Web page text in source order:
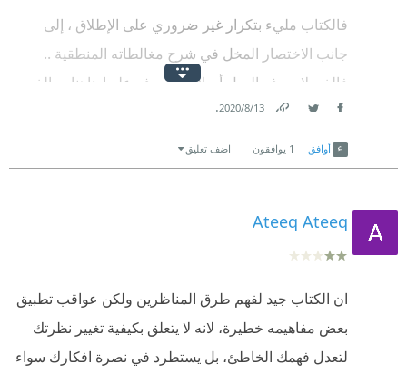
فالكتاب مليء بتكرار غير ضروري على الإطلاق ، إلى
جانب الاختصار المخل في شرح مغالطاته المنطقية ..
فالذي لا يعرف الحيل أصلا لن يتعرف عليها هاهنا ، والذي
يعرفها سیسب الكاتب والمترجم لإضاعة وقته في فك
طلاسم لعلم سبق أن کان به ملما ؛
غير مشارك في النقاش أو خصم منتبه ؛
مساعدتنا على إدراك حقيقة مفادها أن المنتصر في
النقاش لا محالة هو الشخص الأكثر إحاطة بموضوع حديثه
وليس صاحب الدعوة الأقرب للحقيقة الموضوعية ؛
13‏/8‏/2020
.
أوافق 1 يوافقون اضف تعليق
Ateeq Ateeq
ان الكتاب جيد لفهم طرق المناظرين ولكن عواقب تطبيق
بعض مفاهيمه خطيرة، لانه لا يتعلق بكيفية تغيير نظرتك
لتعدل فهمك الخاطئ، بل يستطرد في نصرة افكارك سواء